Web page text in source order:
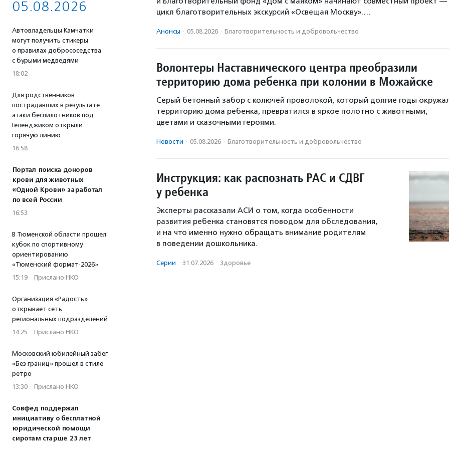
05.08.2026
Автовладельцы Камчатки
могут получить стикеры
о правилах добрососедства
с бурыми медведями
18:02
Для родственников
пострадавших в результате
атаки беспилотников под
Геленджиком открыли
горячую линию
16:58
Портал поиска доноров
крови для животных
«Одной Крови» заработал
по всей России
16:53
В Тюменской области прошел
кубок по спортивному
ориентированию
«Тюменский формат-2026»
15:19 · Прислано НКО
Организация «Радость»
открывает сеть
региональных подразделений
14:25 · Прислано НКО
Московский юбилейный забег
«Без границ» прошел в стиле
ретро
13:30 · Прислано НКО
Совфед поддержал
инициативу о бесплатной
юридической помощи
сиротам старше 23 лет
цикл благотворительных экскурсий «Освещая Москву».…
Анонсы · 05.08.2026 · Благотвори­тель­ность и доброволь­чест­во
Волонтеры Наставнического центра преобразили
территорию дома ребенка при колонии в Можайске
Серый бетонный забор с колючей проволокой, который долгие годы
территорию дома ребенка, превратился в яркое полотно с животными,
цветами и сказочными героями.
Новости · 05.08.2026 · Благотвори­тель­ность и доброволь­чест­во
Инструкция: как распознать РАС и СДВГ
у ребенка
Эксперты рассказали АСИ о том, когда особенности
развития ребенка становятся поводом для обследования,
и на что именно нужно обращать внимание родителям
в поведении дошкольника.
Серии · 31.07.2026 · Здоровье